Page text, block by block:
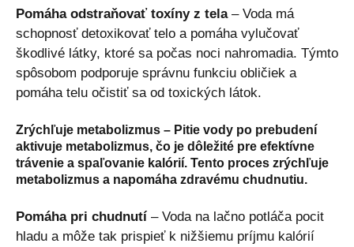
Pomáha odstraňovať toxíny z tela– Voda má
schopnosť detoxikovať telo a pomáha vylučovať
škodlivé látky, ktoré sa počas noci nahromadia. Týmto
spôsobom podporuje správnu funkciu obličiek a
pomáha telu očistiť sa od toxických látok.
Zrýchľuje metabolizmus – Pitie vody po prebudení
aktivuje metabolizmus, čo je dôležité pre efektívne
trávenie a spaľovanie kalórií. Tento proces zrýchľuje
metabolizmus a napomáha zdravému chudnutiu.
Pomáha pri chudnutí – Voda na lačno potláča pocit
hladu a môže tak prispieť k nižšiemu príjmu kalórií